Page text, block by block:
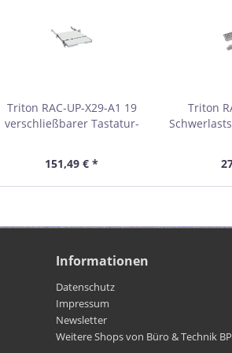
Triton RAC-UP-X29-A1 19
verschließbarer Tastatur-
151,49 € *
Triton
Informationen
Datenschutz
Impressum
Newsletter
Weitere Shops von Büro & Technik